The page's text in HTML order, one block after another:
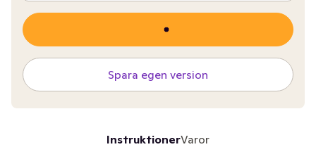
Spara egen version
InstruktionerVaror